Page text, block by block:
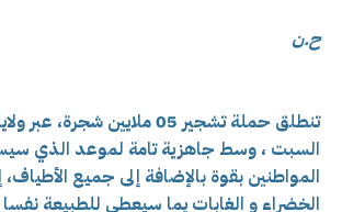
ح.ن
تنطلق حملة تشجير 05 ملايين
السبت ، وسط جاهزية تامة لموعد الذي
المواطنين بقوة بالإضافة إلى جميع
الخضراء و الغابات يما سيعطي للطبيعة